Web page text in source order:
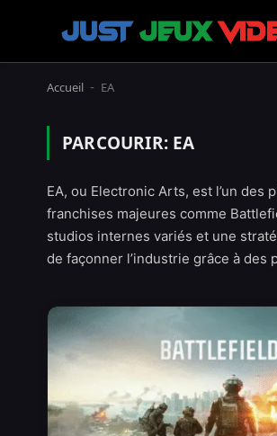
Accueil - EA
PARCOURIR: EA
EA, ou Electronic Arts, est l’un
franchises majeures comme
studios internes variés et une
de façonner l’industrie grâce à